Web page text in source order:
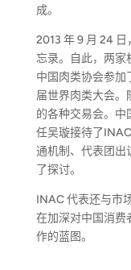
成。
2013 年 9 月 24
忘录。自此，两家
中国肉类协会参加
届世界肉类大会
的各种交易会。中
任吴璇接待了
通机制、代表团出
了探讨。
INAC 代表还与市
在加深对中国消费
作的蓝图。